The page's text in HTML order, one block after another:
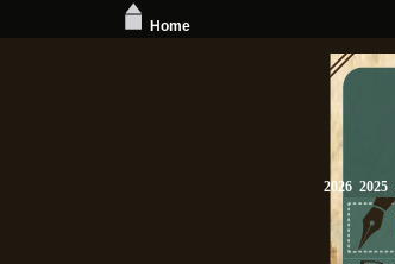
2026 2025
Home